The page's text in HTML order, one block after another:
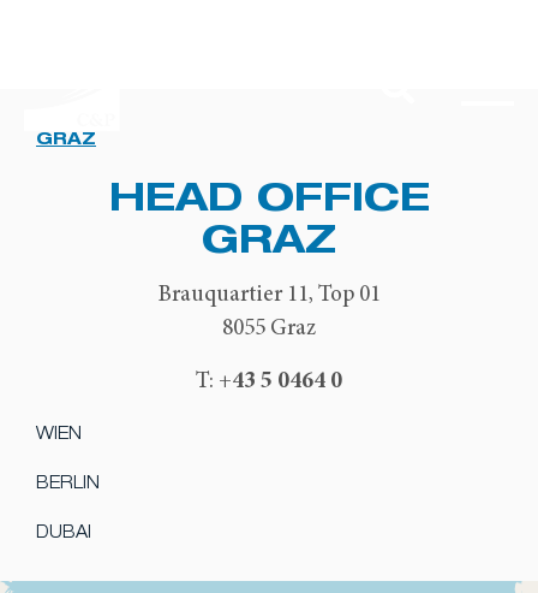
GRAZ
HEAD OFFICE
GRAZ
Brauquartier 11, Top 01
8055 Graz
T: +43 5 0464 0
WIEN
BERLIN
DUBAI